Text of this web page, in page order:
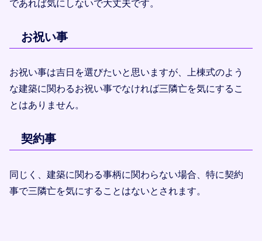
であれば気にしないで大丈夫です。
お祝い事
お祝い事は吉日を選びたいと思いますが、上棟式のよう
な建築に関わるお祝い事でなければ三隣亡を気にするこ
とはありません。
契約事
同じく、建築に関わる事柄に関わらない場合、特に契約
事で三隣亡を気にすることはないとされます。